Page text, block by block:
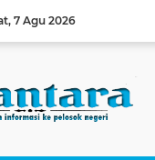
7 Agu 2026